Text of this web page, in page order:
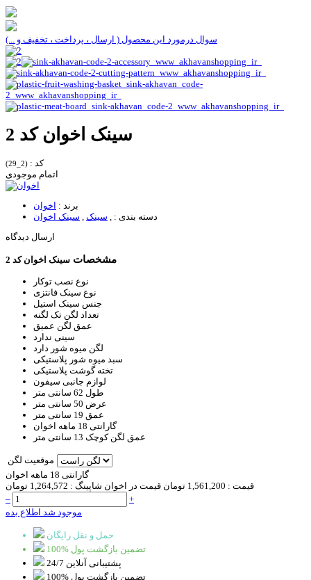
سوال درمورد این محصول ( ارسال ، پرداخت ، تخفیف و ...)
سینک اخوان کد 2
کد : (2_29)
اتمام موجودی
برند : اخوان
دسته بندی :
سینک
سینک اخوان
ارسال دیدگاه
مشخصات سینک اخوان کد 2
نوع نصب توکار
نوع سینک فانتزی
جنس سینک استیل
تعداد لگن تک لگنه
عمق لگن عمیق
سینی ندارد
لگن میوه شور دارد
سبد میوه شور پلاستیکی
تخته گوشت پلاستیکی
لوازم جانبی سیفون
طول 62 سانتی متر
عرض 50 سانتی متر
عمق 19 سانتی متر
گارانتی 18 ماهه اخوان
عمق لگن کوچک 13 سانتی متر
موقعیت لگن
گارانتی 18 ماهه اخوان
قیمت : 1,561,200 تومان قیمت در اخوان شاپینگ : 1,264,572 تومان
–
+
موجود شد اطلاع بده
حمل و نقل رایگان
100% تضمین بازگشت پول
پشتیبانی آنلاین 24/7
100% تضمین بازگشت پول